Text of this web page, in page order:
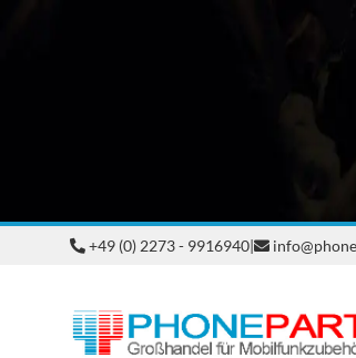
+49 (0) 2273 - 9916940|